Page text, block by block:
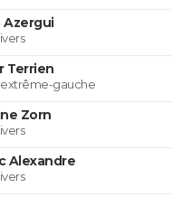
Azergui
Terrien
gauche
Zorn
Alexandre